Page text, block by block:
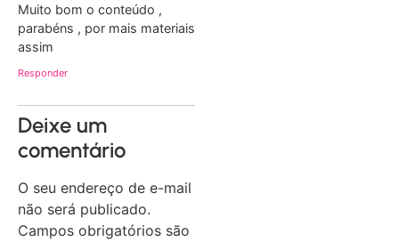
Muito bom o conteúdo ,
parabéns , por mais materiais
assim
Responder
Deixe um
comentário
O seu endereço de e-mail
não será publicado.
Campos obrigatórios são